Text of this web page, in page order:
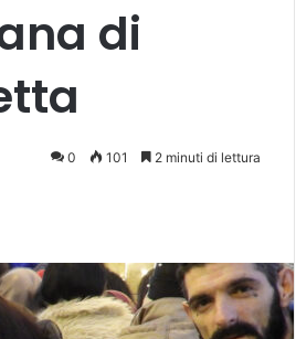
di
0 101 2 minuti di lettura